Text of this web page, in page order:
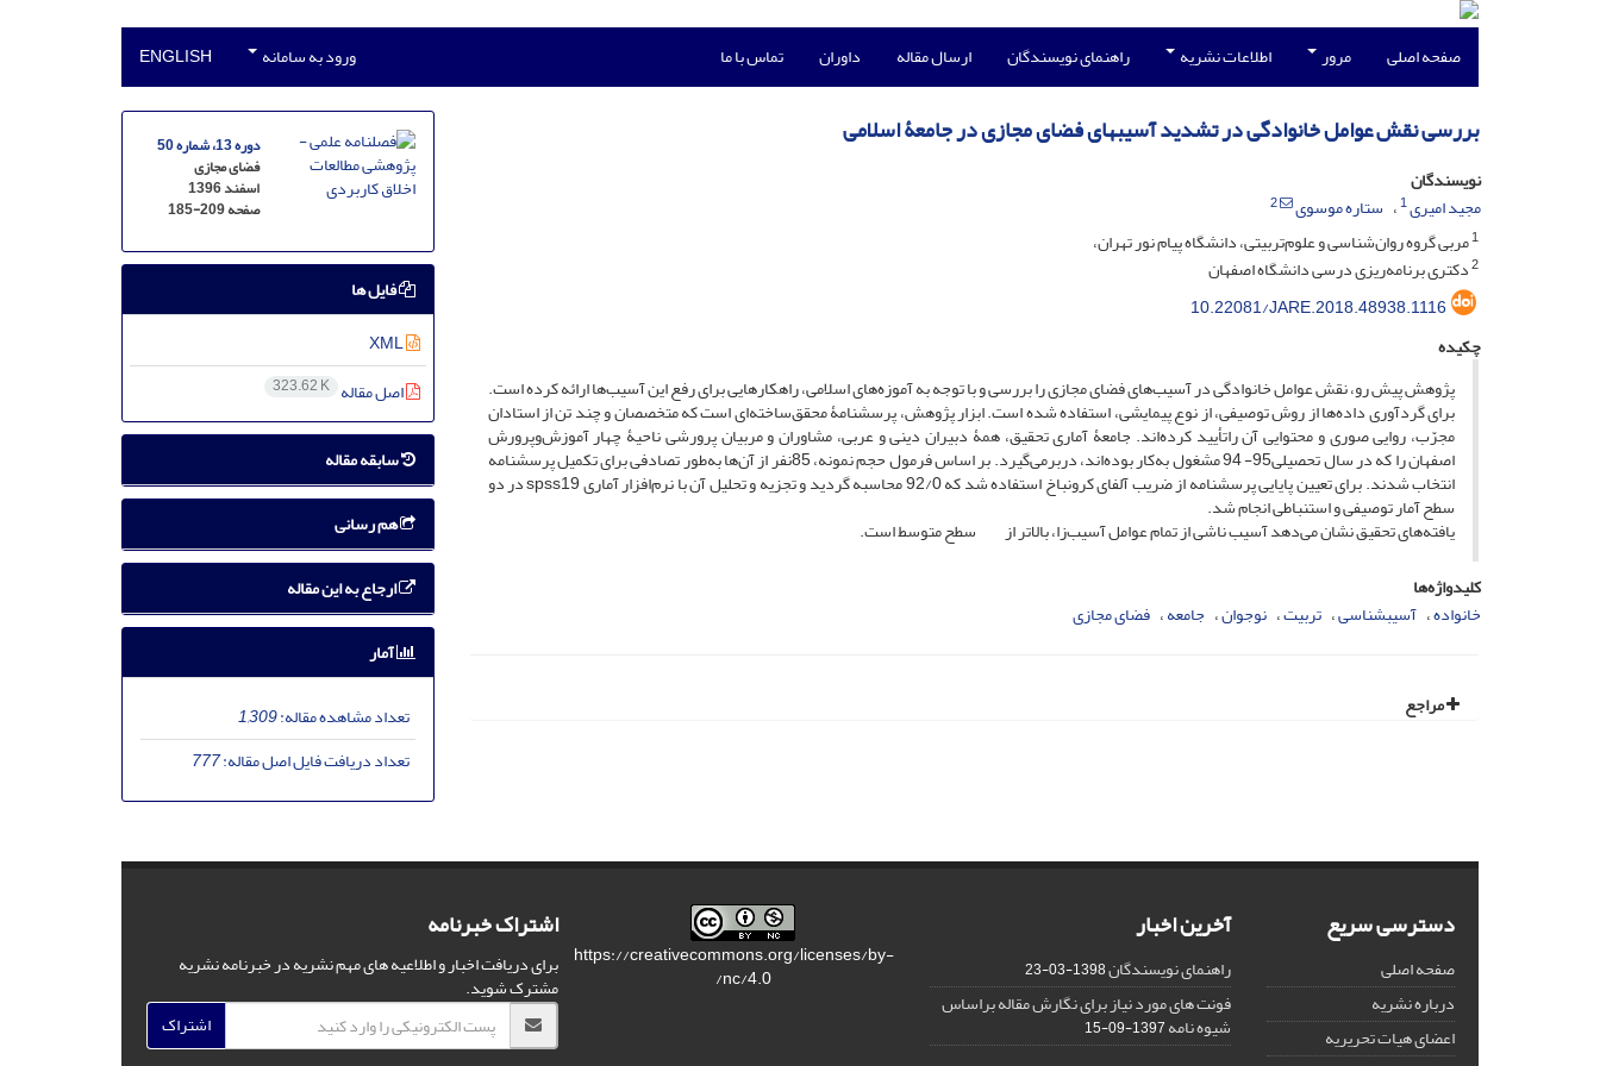
صفحه اصلی مرور اطلاعات نشریه راهنمای نویسندگان ارسال مقاله داوران تماس با ما ورود به سامانه ENGLISH
بررسی نقش عوامل خانوادگی در تشدید آسیبهای فضای مجازی در جامعۀ اسلامی
نویسندگان
مجید امیری1 ستاره موسوی
2
1مربی گروه روان‌شناسی و علوم‌تربیتی، دانشگاه پیام نور تهران،
2دکتری برنامه‌ریزی درسی دانشگاه اصفهان
10.22081/JARE.2018.48938.1116
چکیده
پژوهش پیش رو، نقش عوامل خانوادگی در آسیب‌های فضای مجازی را بررسی و با توجه به آموزه‌های اسلامی، راهکارهایی برای رفع این آسیب‌ها ارائه کرده است.
برای گردآوری داده‌ها از روش توصیفی، از نوع پیمایشی، استفاده شده است. ابزار پژوهش، پرسشنامۀ محقق‌ساخته‌ای است که متخصصان و چند تن از استادان
مجرّب، روایی صوری و محتوایی آن راتأیید کرده‌اند. جامعۀ آماری تحقیق، همۀ دبیران دینی و عربی، مشاوران و مربیان پرورشی ناحیۀ چهار آموزش‌و‌پرورش
اصفهان را که در سال تحصیلی95- 94 مشغول به‌کار بوده‌اند، دربرمی‌گیرد. بر اساس فرمول حجم نمونه، 85نفر از آن‌ها به‌طور تصادفی برای تکمیل پرسشنامه
انتخاب شدند. برای تعیین پایایی پرسشنامه از ضریب آلفای کرونباخ استفاده شد که 92/0 محاسبه گردید و تجزیه و تحلیل آن با نرم‌افزار آماری spss19 در دو
سطح آمار توصیفی و استنباطی انجام شد.
یافته‌های تحقیق نشان می‌دهد آسیب ناشی از تمام عوامل آسیب‌زا، بالاتر از سطح متوسط است.
کلیدواژه‌ها
خانواده آسیبشناسی تربیت نوجوان جامعه فضای مجازی
مراجع
دوره 13، شماره 50
فضای مجازی
اسفند 1396
صفحه185-209
فایل ها
XML
اصل مقاله 323.62 K
سابقه مقاله
هم رسانی
ارجاع به این مقاله
آمار
تعداد مشاهده مقاله:1,309
تعداد دریافت فایل اصل مقاله:777
دسترسی سریع
صفحه اصلی
درباره نشریه
اعضای هیات تحریریه
آخرین اخبار
راهنمای نویسندگان1398-03-23
فونت های مورد نیاز برای نگارش مقاله براساس
شیوه نامه1397-09-15
https://creativecommons.org/licenses/by-
nc/4.0/
اشتراک خبرنامه
برای دریافت اخبار و اطلاعیه های مهم نشریه در خبرنامه نشریه
مشترک شوید.
اشتراک